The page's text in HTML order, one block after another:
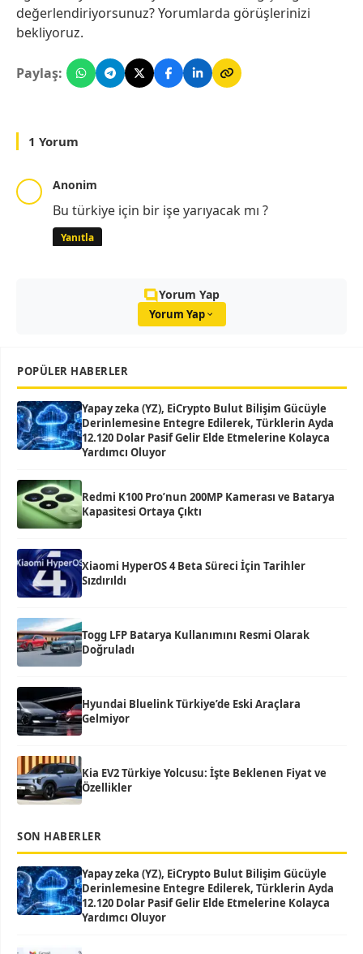
değerlendiriyorsunuz? Yorumlarda görüşlerinizi
bekliyoruz.
Paylaş:
1 Yorum
Anonim
Bu türkiye için bir işe yarıyacak mı ?
Yanıtla
Yorum Yap
Yorum Yap
POPÜLER HABERLER
Yapay zeka (YZ), EiCrypto Bulut Bilişim Gücüyle
Derinlemesine Entegre Edilerek, Türklerin Ayda
12.120 Dolar Pasif Gelir Elde Etmelerine Kolayca
Yardımcı Oluyor
Redmi K100 Pro’nun 200MP Kamerası ve Batarya
Kapasitesi Ortaya Çıktı
Xiaomi HyperOS 4 Beta Süreci İçin Tarihler
Sızdırıldı
Togg LFP Batarya Kullanımını Resmi Olarak
Doğruladı
Hyundai Bluelink Türkiye’de Eski Araçlara
Gelmiyor
Kia EV2 Türkiye Yolcusu: İşte Beklenen Fiyat ve
Özellikler
SON HABERLER
Yapay zeka (YZ), EiCrypto Bulut Bilişim Gücüyle
Derinlemesine Entegre Edilerek, Türklerin Ayda
12.120 Dolar Pasif Gelir Elde Etmelerine Kolayca
Yardımcı Oluyor